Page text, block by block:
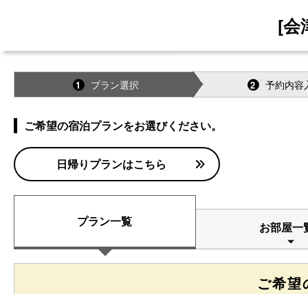
[会
1 プラン選択 2 予約内容
ご希望の宿泊プランをお選びください。
日帰りプランはこちら
プラン一覧 お部屋一
ご希望